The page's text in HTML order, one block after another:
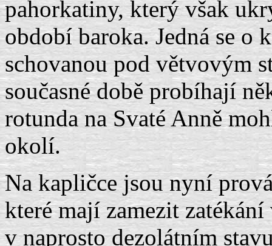
pahorkatiny, který však
období baroka. Jedná se o
schovanou pod větvovým
současné době probíhají
rotunda na Svaté Anně
okolí.
Na kapličce jsou nyní
které mají zamezit
v naprosto dezolátním